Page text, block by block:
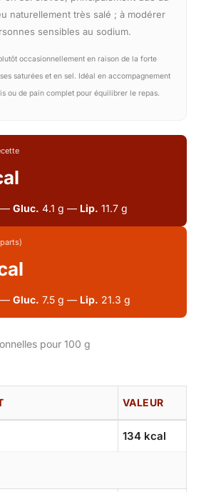
naturellement très salé ; à modérer
sensibles au sodium.
occasionnellement en raison de la forte
saturées et en sel. Idéal en accompagnement
ou de pain complet pour équilibrer le repas.
— Gluc. 4.1 g — Lip. 11.7 g
— Gluc. 7.5 g — Lip. 21.3 g
pour 100 g
VALEUR
134 kcal